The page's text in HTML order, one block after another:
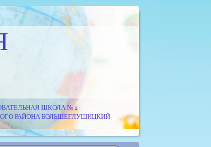
ШКОЛА № 2
РАЙОНА БОЛЬШЕГЛУШИЦКИЙ